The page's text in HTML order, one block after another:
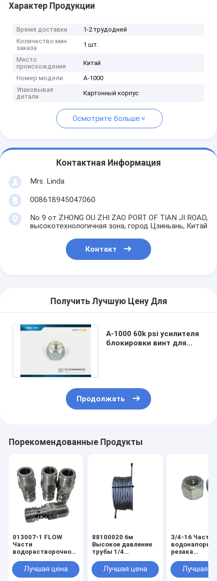
Характер Продукции
Время доставки
1-2 трудодней
Количество мин
заказа
1 шт.
Место
происхождения
Китай
Номер модели
А-1000
Упаковывая
детали
Картонный корпус
Осмотрите больше
Контактная Информация
Mrs. Linda
008618945047060
No 9 от ZHONG OU ZHI ZAO PORT OF TIAN JI ROAD,
высокотехнологичная зона, город Цзиньань, Китай
Контакт
Получить Лучшую Цену Для
A-1000 60k psi усилителя
блокировки винт для
Продолжать
Порекомендованные Продукты
013007-1 FLOW
Части
водорастворочной
60k Усилитель
насос Eagle Pcv
Лучшая цена
88100020 6м
Высокое давление
трубы 1/4
стали труб для KMT
усилителя насос
Лучшая цена
3/4-16 Части
резака
расходные
материалы
Лучшая